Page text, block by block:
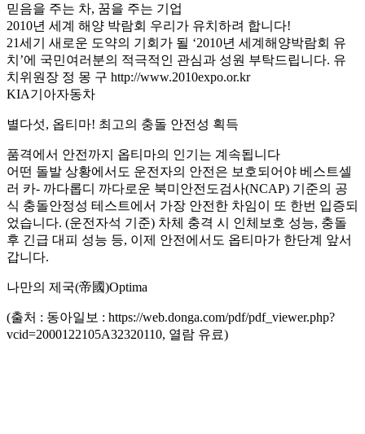
믿음을 주는 차, 꿈을 주는 기업
2010년 세계 해양 박람회 우리가 유치하려 합니다!
21세기 새로운 도약의 기회가 될 ‘2010년 세계해양박람회 유
치’에 국민여러분의 적극적인 관심과 성원 부탁드립니다. 유
치위원장 정 몽 구 http://www.2010expo.or.kr
KIA기아자동차
별다섯, 옵티마! 최고의 충돌 안전성 획득
품격에서 안전까지 옵티마의 인기는 계속됩니다
어떤 돌발 상황에서도 운전자의 안전은 보호되어야 베스트셀
러 카- 까다롭디 까다로운 북미안전도검사(NCAP) 기준의 공
식 충돌안정성 테스트에서 가장 안전한 차임이 또 한번 입증되
었습니다. (운전자석 기준) 차체 충격 시 인체보호 성능, 충돌
후 긴급 대피 성능 등, 이제 안전에서도 옵티마가 한단계 앞서
갑니다.
나만의 제국(帝國)Optima
(출처 : 동아일보 : https://web.donga.com/pdf/pdf_viewer.php?
vcid=2000122105A32320110, 열람 유료)